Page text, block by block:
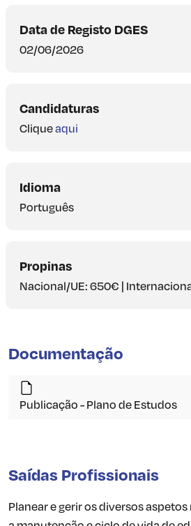
Data de Registo DGES
02/06/2026
Candidaturas
Cliqueaqui
Idioma
Português
Propinas
Nacional/UE: 650€ |
Documentação
Publicação - Plano de Estudos
Saídas Profissionais
Planear e gerir os diversos